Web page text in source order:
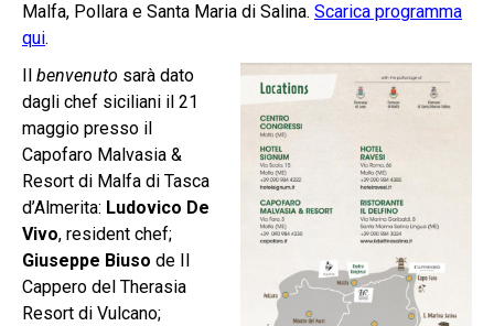
Malfa, Pollara e Santa Maria di Salina. Scarica programma
qui.
Il benvenuto sarà dato
dagli chef siciliani il 21
maggio presso il
Capofaro Malvasia &
Resort di Malfa di Tasca
d’Almerita: Ludovico De
Vivo, resident chef;
Giuseppe Biuso de Il
Cappero del Therasia
Resort di Vulcano;